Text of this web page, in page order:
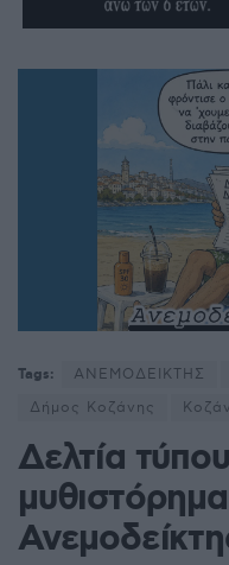
Tags: ΑΝΕΜΟΔΕΙΚΤΗΣ
Δήμος Κοζάνης
Δελτία